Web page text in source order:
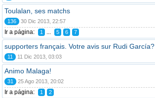
Toulalan, ses matchs
136 30 Dic 2013, 22:57
Ir a página: 1 ... 5 6 7
supporters français. Votre avis sur Rudi García?
11 11 Dic 2013, 03:03
Animo Malaga!
31 25 Ago 2013, 20:02
Ir a página: 1 2